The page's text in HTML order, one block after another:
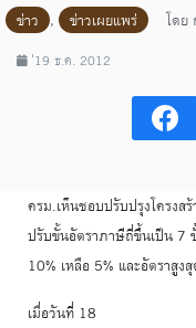
ข่าว , ข่าวเผยแพร่ โดย
่19 ธ.ค. 2012
ครม.เห็นชอบปรับปรุงโครงส
ปรับขั้นอัตราภาษีถี่ขึ้นเป็น 7
10% เหลือ 5% และอัตราสู
เมื่อวันที่ 18